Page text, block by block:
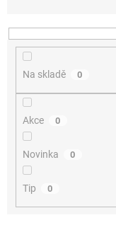
Na skladě 0
Akce 0
Novinka 0
Tip 0